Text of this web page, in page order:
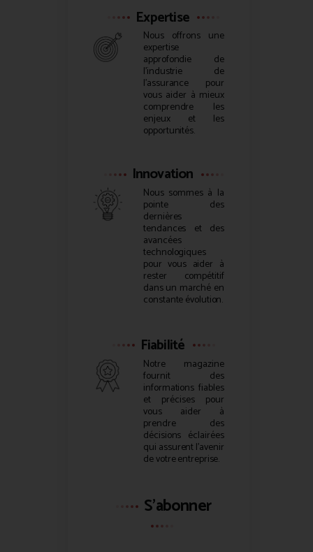
Expertise
Nous offrons une
expertise
approfondie de
l’industrie de
l’assurance pour
vous aider à mieux
comprendre les
enjeux et les
opportunités.
Innovation
Nous sommes à la
pointe des
dernières
tendances et des
avancées
technologiques
pour vous aider à
rester compétitif
dans un marché en
constante évolution.
Fiabilité
Notre magazine
fournit des
informations fiables
et précises pour
vous aider à
prendre des
décisions éclairées
qui assurent l’avenir
de votre entreprise.
S'abonner